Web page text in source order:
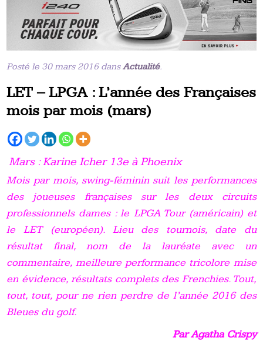
Posté le 30 mars 2016 dansActualité.
LET – LPGA : L’année des Françaises
mois par mois (mars)
Mars : Karine Icher 13e à Phoenix
Mois par mois, swing-féminin suit les performances
des joueuses françaises sur les deux circuits
professionnels dames : le LPGA Tour (américain) et
le LET (européen). Lieu des tournois, date du
résultat final, nom de la lauréate avec un
commentaire, meilleure performance tricolore mise
en évidence, résultats complets des Frenchies. Tout,
tout, tout, pour ne rien perdre de l’année 2016 des
Bleues du golf.
Par Agatha Crispy